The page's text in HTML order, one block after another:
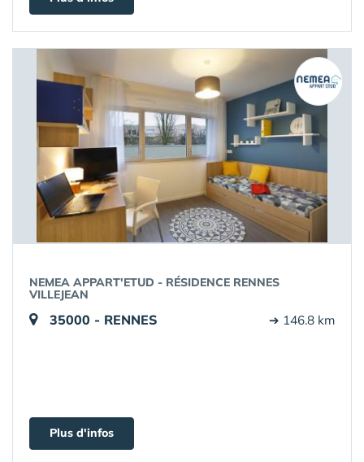
NEMEA APPART'ETUD - RÉSIDENCE RENNES
VILLEJEAN
35000 - RENNES ➔ 146.8 km
Plus d'infos